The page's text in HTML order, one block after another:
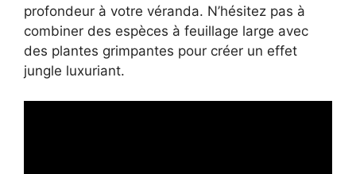
profondeur à votre véranda. N’hésitez pas à
combiner des espèces à feuillage large avec
des plantes grimpantes pour créer un effet
jungle luxuriant.